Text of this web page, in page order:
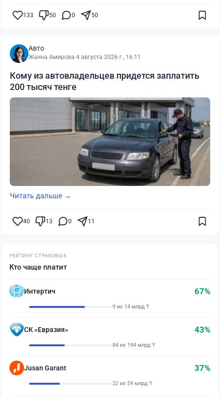
133 50 0 50
Авто
Жанна Амирова·4 августа 2026 г., 16:11
Кому из автовладельцев придется заплатить
200 тысяч тенге
Читать дальше →
40 13 0 11
РЕЙТИНГ СТРАХОВЫХ
Кто чаще платит
Интертич 67%
9 из 14 млрд ₸
СК «Евразия» 43%
84 из 194 млрд ₸
Jusan Garant 37%
22 из 59 млрд ₸